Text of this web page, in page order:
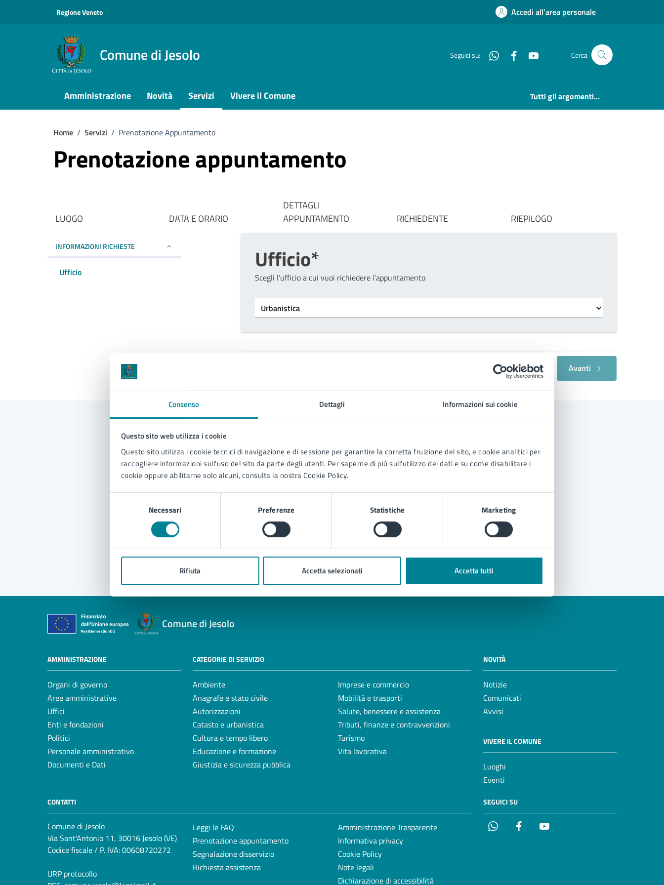
Consenso Dettagli Informazioni sui cookie
Questo sito web utilizza i cookie
Questo sito utilizza i cookie tecnici di navigazione e di sessione per garantire la corretta fruizione del sito, e cookie analitici per
raccogliere informazioni sull'uso del sito da parte degli utenti. Per saperne di più sull'utilizzo dei dati e su come disabilitare i
cookie oppure abilitarne solo alcuni, consulta la nostra Cookie Policy.
Necessari Preferenze Statistiche Marketing
Rifiuta Accetta selezionati Accetta tutti
Regione Veneto Accedi all'area personale
Comune di Jesolo Seguici su: WhatsappFacebook Cerca
Amministrazione Novità Servizi Vivere il Comune Tutti gli argomenti...
Home / Servizi / Prenotazione Appuntamento
Prenotazione appuntamento
LUOGO DATA E ORARIO
DETTAGLI
APPUNTAMENTO
RICHIEDENTE RIEPILOGO
INFORMAZIONI RICHIESTE
Ufficio Ufficio*
Scegli l’ufficio a cui vuoi richiedere l’appuntamento
Tipo di ufficio
Avanti
Contatta il comune
Leggi le domande frequenti
Prenota appuntamento
Problemi in città
Segnala disservizio
Comune di Jesolo
AMMINISTRAZIONE
Organi di governo
Aree amministrative
Uffici
Enti e fondazioni
Politici
Personale amministrativo
Documenti e Dati
CATEGORIE DI SERVIZIO
Ambiente
Anagrafe e stato civile
Autorizzazioni
Catasto e urbanistica
Cultura e tempo libero
Educazione e formazione
Giustizia e sicurezza pubblica
Imprese e commercio
Mobilità e trasporti
Salute, benessere e assistenza
Tributi, finanze e contravvenzioni
Turismo
Vita lavorativa
NOVITÀ
Notizie
Comunicati
Avvisi
VIVERE IL COMUNE
Luoghi
Eventi
CONTATTI
Comune di Jesolo
Via Sant'Antonio 11, 30016 Jesolo (VE)
Codice fiscale / P. IVA: 00608720272
URP protocollo
Leggi le FAQ
Prenotazione appuntamento
Segnalazione disservizio
Richiesta assistenza
Amministrazione Trasparente
Informativa privacy
Cookie Policy
Note legali
Dichiarazione di accessibilità
SEGUICI SU
Whatsapp Facebook